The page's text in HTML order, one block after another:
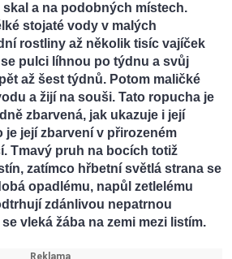
a na podobných místech.
stojaté vody v malých
rostliny až několik tisíc vajíček
pulci líhnou po týdnu a svůj
až šest týdnů. Potom maličké
a žijí na souši. Tato ropucha je
zbarvená, jak ukazuje i její
je její zbarvení v přirozeném
Tmavý pruh na bocích totiž
zatímco hřbetní světlá strana se
opadlému, napůl zetlelému
zdánlivou nepatrnou
vleká žába na zemi mezi listím.